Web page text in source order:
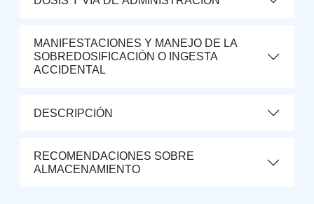
MANIFESTACIONES Y MANEJO DE LA
SOBREDOSIFICACIÓN O INGESTA
ACCIDENTAL
DESCRIPCIÓN
RECOMENDACIONES SOBRE
ALMACENAMIENTO